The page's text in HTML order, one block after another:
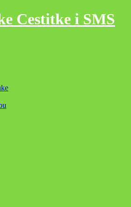
Cestitke i SMS